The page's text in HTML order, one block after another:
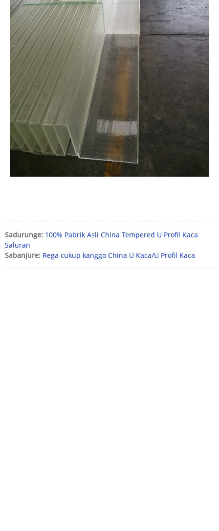
Sadurunge: 100% Pabrik Asli China Tempered U Profil Kaca
Saluran
Sabanjure: Rega cukup kanggo China U Kaca/U Profil Kaca